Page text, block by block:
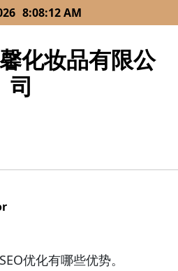
8:08:12 AM
化妆品有限公
司
优化有哪些优势。